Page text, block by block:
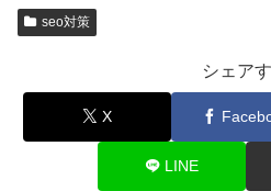
seo対策
シェア
X
LINE